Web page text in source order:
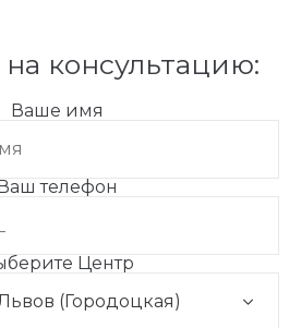
консультацию:
Ваше имя
Ваш телефон
Центр